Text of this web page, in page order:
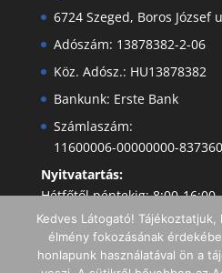
6724 Szeged, Boros József
Adószám: 13878382-2-06
Köz. Adósz.: HU13878382
Bankunk: Erste Bank
Számlaszám:
11600006-00000000-
Nyitvatartás:
Hétfőtől péntekig: 8:00-16:00
Kedves Látogató!
élmény fokozásának
honlapunk használatával ön a